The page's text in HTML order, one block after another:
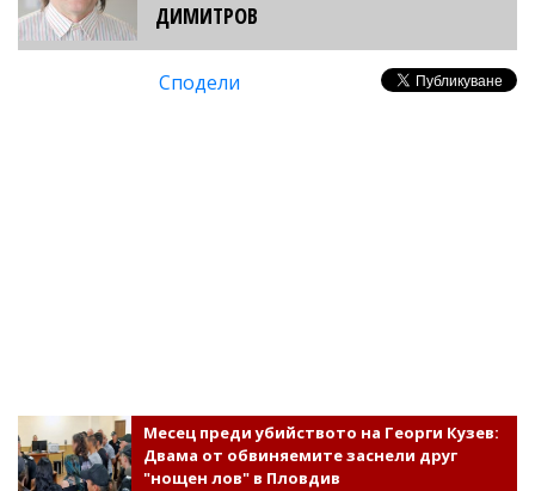
ДИМИТРОВ
Сподели
Месец преди убийството на Георги Кузев:
Двама от обвиняемите заснели друг
"нощен лов" в Пловдив